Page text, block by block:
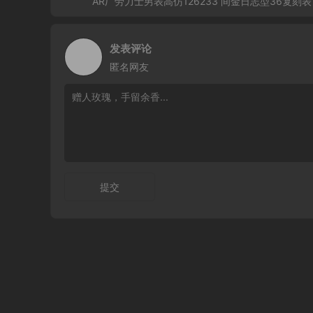
发表评论
匿名网友
提交